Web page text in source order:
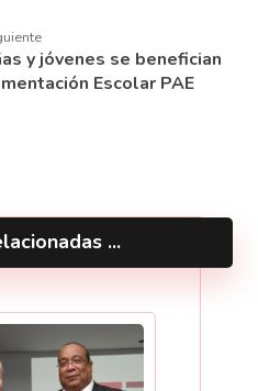
y jóvenes se benefician
Escolar PAE
...